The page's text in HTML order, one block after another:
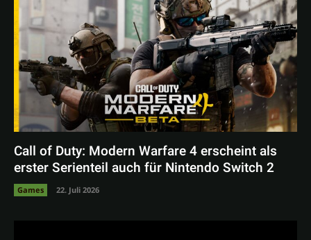
Call of Duty: Modern Warfare 4 erscheint als
erster Serienteil auch für Nintendo Switch 2
Games 22. Juli 2026